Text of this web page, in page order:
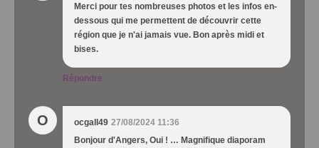
Merci pour tes nombreuses photos et les infos en-
dessous qui me permettent de découvrir cette
région que je n'ai jamais vue. Bon après midi et
bises.
Répondre
O ocgall49 27/08/2024 11:36
Bonjour d'Angers, Oui ! … Magnifique diaporam